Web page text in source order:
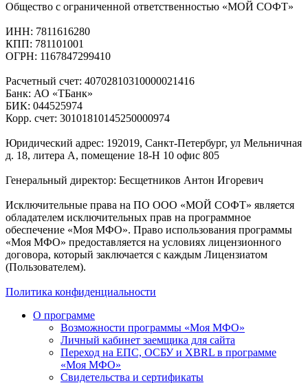
Общество с ограниченной ответственностью «МОЙ СОФТ»
ИНН: 7811616280
КПП: 781101001
ОГРН: 1167847299410
Расчетный счет: 40702810310000021416
Банк: АО «ТБанк»
БИК: 044525974
Корр. счет: 30101810145250000974
Юридический адрес: 192019, Санкт-Петербург, ул Мельничная
д. 18, литера А, помещение 18-Н 10 офис 805
Генеральный директор: Бесщетников Антон Игоревич
Исключительные права на ПО ООО «МОЙ СОФТ» является
обладателем исключительных прав на программное
обеспечение «Моя МФО». Право использования программы
«Моя МФО» предоставляется на условиях лицензионного
договора, который заключается с каждым Лицензиатом
(Пользователем).
Политика конфиденциальности
О программе
Возможности программы «Моя МФО»
Личный кабинет заемщика для сайта
Переход на ЕПС, ОСБУ и XBRL в программе
«Моя МФО»
Свидетельства и сертификаты